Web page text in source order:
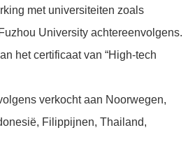
met universiteiten zoals
University achtereenvolgens.
het certificaat van “High-tech
verkocht aan Noorwegen,
Filippijnen, Thailand,